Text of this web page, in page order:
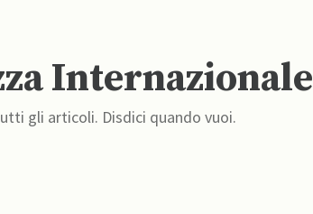
Internazionale
gli articoli. Disdici quando vuoi.